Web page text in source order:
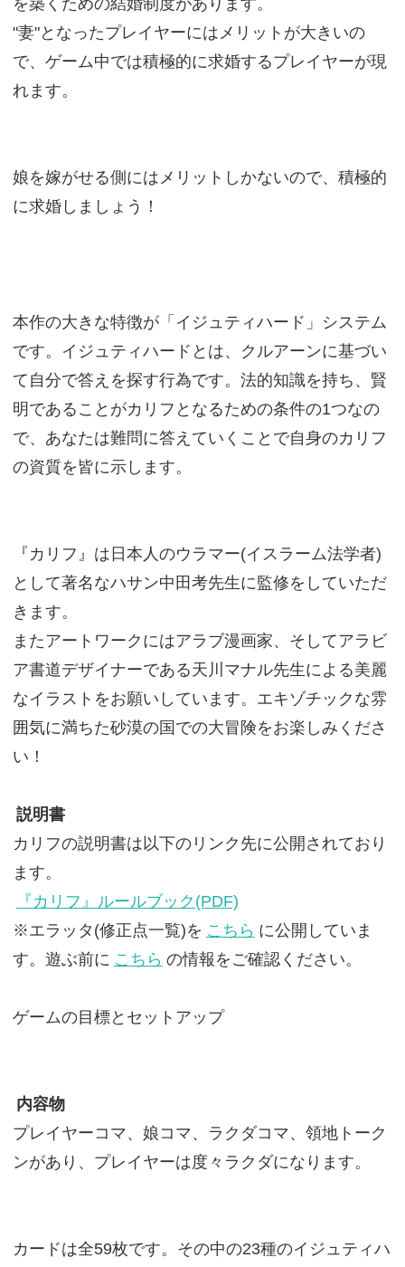
を築くための結婚制度があります。
"妻"となったプレイヤーにはメリットが大きいの
で、ゲーム中では積極的に求婚するプレイヤーが現
れます。
娘を嫁がせる側にはメリットしかないので、積極的
に求婚しましょう！
本作の大きな特徴が「イジュティハード」システム
です。イジュティハードとは、クルアーンに基づい
て自分で答えを探す行為です。法的知識を持ち、賢
明であることがカリフとなるための条件の1つなの
で、あなたは難問に答えていくことで自身のカリフ
の資質を皆に示します。
『カリフ』は日本人のウラマー(イスラーム法学者)
として著名なハサン中田考先生に監修をしていただ
きます。
またアートワークにはアラブ漫画家、そしてアラビ
ア書道デザイナーである天川マナル先生による美麗
なイラストをお願いしています。エキゾチックな雰
囲気に満ちた砂漠の国での大冒険をお楽しみくださ
い！
説明書
カリフの説明書は以下のリンク先に公開されており
ます。
『カリフ』ルールブック(PDF)
※エラッタ(修正点一覧)を こちら に公開していま
す。遊ぶ前に こちら の情報をご確認ください。
ゲームの目標とセットアップ
内容物
プレイヤーコマ、娘コマ、ラクダコマ、領地トーク
ンがあり、プレイヤーは度々ラクダになります。
カードは全59枚です。その中の23種のイジュティハ